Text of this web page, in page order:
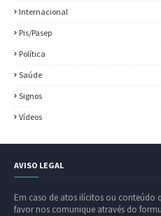
Internacional
Pis/Pasep
Política
Saúde
Signos
Vídeos
AVISO LEGAL
Em caso de atos ilícitos ou conteúdo
favor nos comunique através do